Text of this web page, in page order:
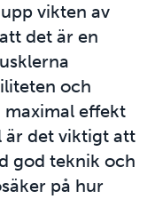
vikten av
det är en
och
effekt
är det viktigt att
god teknik och
på hur